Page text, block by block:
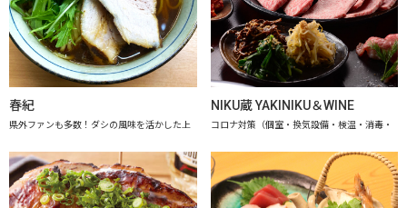
春紀
県外ファンも多数！ダシの風味を活かした上
NIKU蔵 YAKINIKU＆WINE
コロナ対策（個室・換気設備・検温・消毒・